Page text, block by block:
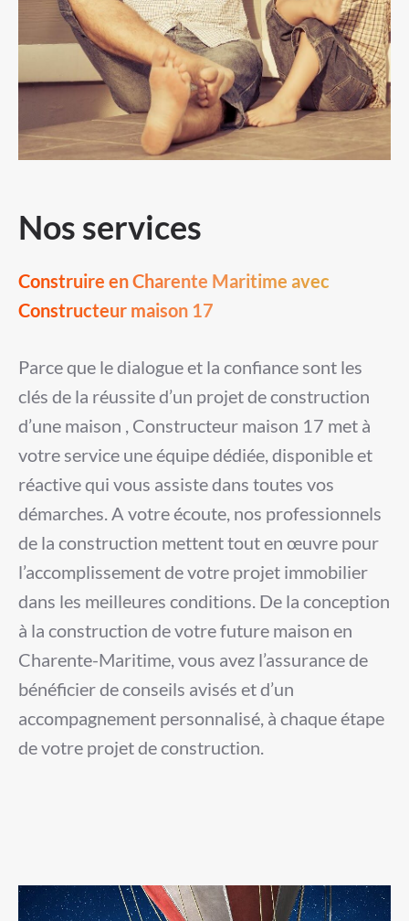
Nos services
Construire en Charente Maritime avec
Constructeur maison 17
Parce que le dialogue et la confiance sont les
clés de la réussite d’un projet de construction
d’une maison , Constructeur maison 17 met à
votre service une équipe dédiée, disponible et
réactive qui vous assiste dans toutes vos
démarches. A votre écoute, nos professionnels
de la construction mettent tout en œuvre pour
l’accomplissement de votre projet immobilier
dans les meilleures conditions. De la conception
à la construction de votre future maison en
Charente-Maritime, vous avez l’assurance de
bénéficier de conseils avisés et d’un
accompagnement personnalisé, à chaque étape
de votre projet de construction.